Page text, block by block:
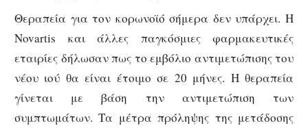
Θεραπεία για τον κορωνοϊό σήμερα δεν υπάρχει. H
Novartis και άλλες παγκόσμιες φαρμακευτικές
εταιρίες δήλωσαν πως το εμβόλιο αντιμετώπισης του
νέου ιού θα είναι έτοιμο σε 20 μήνες. Η θεραπεία
γίνεται με βάση την αντιμετώπιση των
συμπτωμάτων. Τα μέτρα πρόληψης της μετάδοσης